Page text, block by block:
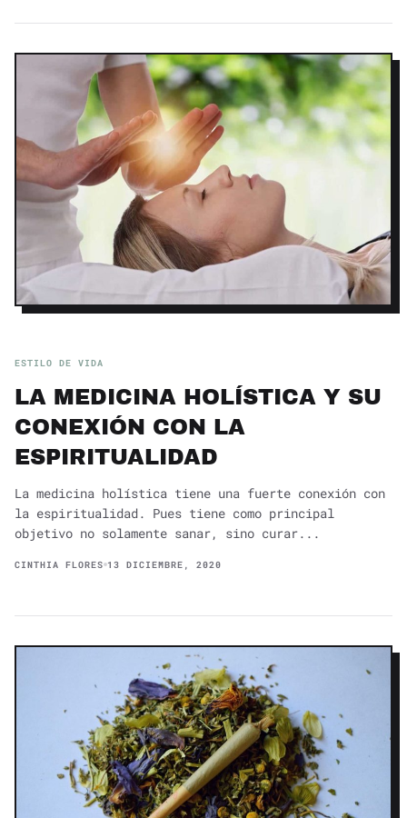
ESTILO DE VIDA
LA MEDICINA HOLÍSTICA Y SU
CONEXIÓN CON LA
ESPIRITUALIDAD
La medicina holística tiene una fuerte conexión con
la espiritualidad. Pues tiene como principal
objetivo no solamente sanar, sino curar...
CINTHIA FLORES 13 DICIEMBRE, 2020